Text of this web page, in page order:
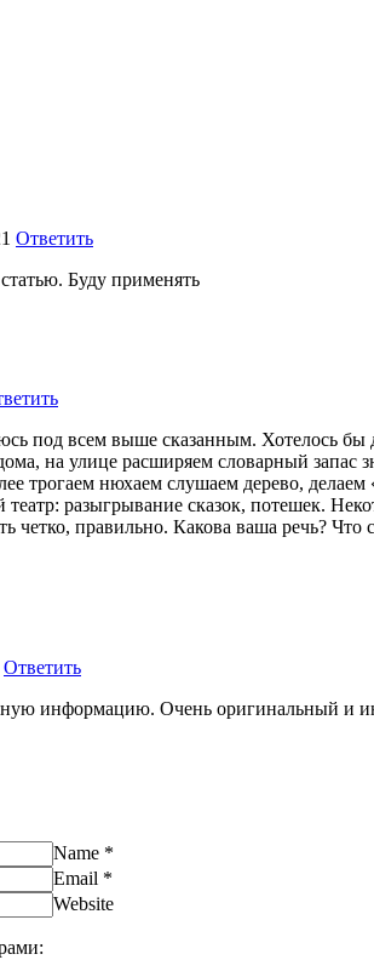
Ответить
Буду применять
под всем выше сказанным. Хотелось
на улице расширяем словарный запас
трогаем нюхаем слушаем дерево,
разыгрывание сказок, потешек.
четко, правильно. Какова ваша речь? Что
Ответить
информацию. Очень оригинальный и
Name *
Email *
Website